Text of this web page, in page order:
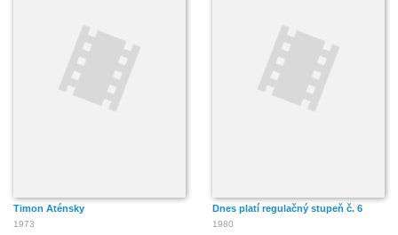
Timon Aténsky
1973
Dnes platí regulačný stupeň č. 6
1980